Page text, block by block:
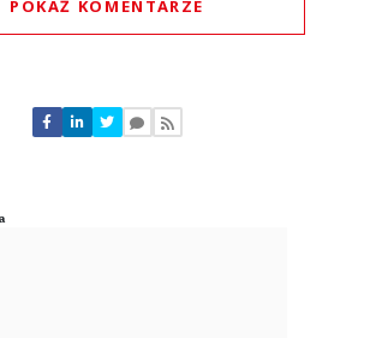
POKAŻ KOMENTARZE
Nie znaleziono komentarzy
swoje komentarze